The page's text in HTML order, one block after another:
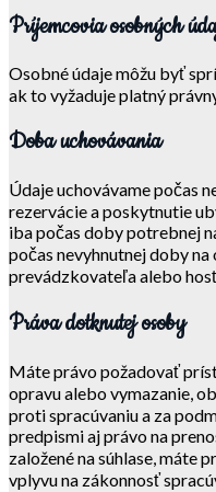
Príjemcovia osobných
Osobné údaje môžu byť
ak to vyžaduje platný
Doba uchovávania
Údaje uchovávame počas
rezervácie a poskytnutie
iba počas doby potrebnej
počas nevyhnutnej doby
prevádzkovateľa alebo
Práva dotknutej osoby
Máte právo požadovať
opravu alebo vymazanie,
proti spracúvaniu a za
predpismi aj právo na
založené na súhlase, máte
vplyvu na zákonnosť